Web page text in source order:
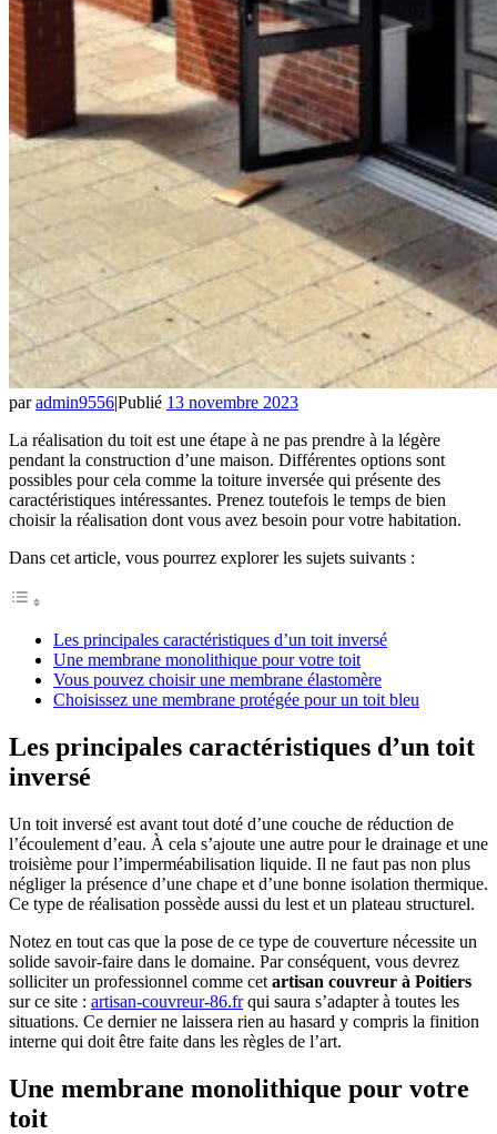
paradmin9556|Publié 13 novembre 2023
La réalisation du toit est une étape à ne pas prendre à la légère
pendant la construction d’une maison. Différentes options sont
possibles pour cela comme la toiture inversée qui présente des
caractéristiques intéressantes. Prenez toutefois le temps de bien
choisir la réalisation dont vous avez besoin pour votre habitation.
Dans cet article, vous pourrez explorer les sujets suivants :
Les principales caractéristiques d’un toit inversé
Une membrane monolithique pour votre toit
Vous pouvez choisir une membrane élastomère
Choisissez une membrane protégée pour un toit bleu
Les principales caractéristiques d’un toit
inversé
Un toit inversé est avant tout doté d’une couche de réduction de
l’écoulement d’eau. À cela s’ajoute une autre pour le drainage et une
troisième pour l’imperméabilisation liquide. Il ne faut pas non plus
négliger la présence d’une chape et d’une bonne isolation thermique.
Ce type de réalisation possède aussi du lest et un plateau structurel.
Notez en tout cas que la pose de ce type de couverture nécessite un
solide savoir-faire dans le domaine. Par conséquent, vous devrez
solliciter un professionnel comme cet artisan couvreur à Poitiers
sur ce site : artisan-couvreur-86.frqui saura s’adapter à toutes les
situations. Ce dernier ne laissera rien au hasard y compris la finition
interne qui doit être faite dans les règles de l’art.
Une membrane monolithique pour votre
toit